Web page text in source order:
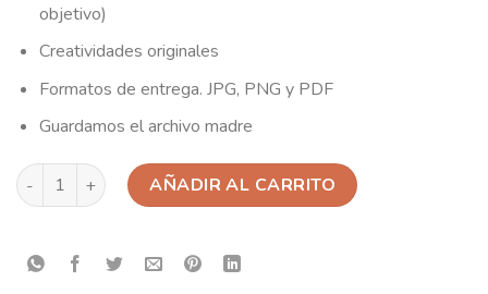
objetivo)
Creatividades originales
Formatos de entrega. JPG, PNG y PDF
Guardamos el archivo madre
Diseño de logo cantidadAÑADIR AL CARRITO